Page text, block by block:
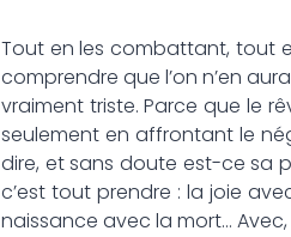
Tout en les combattant, tout
comprendre que l’on n’en
vraiment triste. Parce que le
seulement en affrontant le
dire, et sans doute est-ce sa
c’est tout prendre : la joie
naissance avec la mort…